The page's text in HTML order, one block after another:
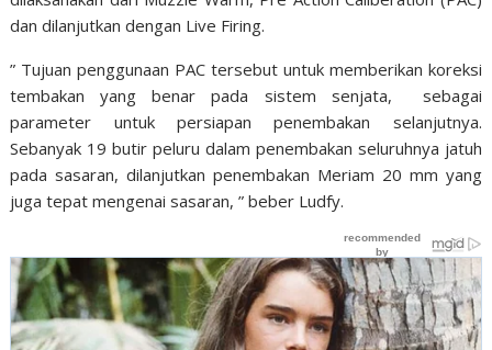
dan dilanjutkan dengan Live Firing.
” Tujuan penggunaan PAC tersebut untuk memberikan koreksi
tembakan yang benar pada sistem senjata, sebagai
parameter untuk persiapan penembakan selanjutnya.
Sebanyak 19 butir peluru dalam penembakan seluruhnya jatuh
pada sasaran, dilanjutkan penembakan Meriam 20 mm yang
juga tepat mengenai sasaran, ” beber Ludfy.